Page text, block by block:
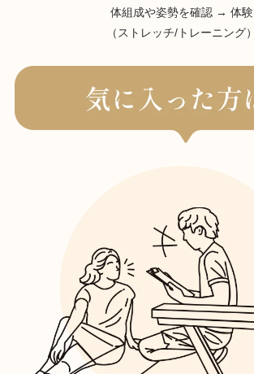
体組成や姿勢を確認 → 体験
（ストレッチ/トレーニング）